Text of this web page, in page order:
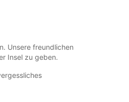
Unsere freundlichen
Insel zu geben.